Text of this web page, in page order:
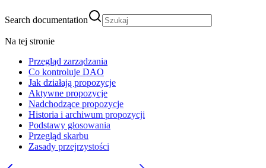
Search documentation
Na tej stronie
Przegląd zarządzania
Co kontroluje DAO
Jak działają propozycje
Aktywne propozycje
Nadchodzące propozycje
Historia i archiwum propozycji
Podstawy głosowania
Przegląd skarbu
Zasady przejrzystości